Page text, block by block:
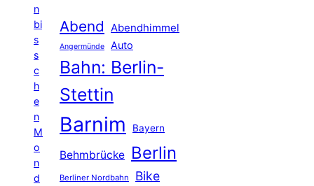
n
bi
s
s
c
h
e
n
M
o
n
d
Abend Abendhimmel
Angermünde Auto
Bahn: Berlin-
Stettin
Barnim Bayern
Behmbrücke Berlin
Berliner Nordbahn Bike